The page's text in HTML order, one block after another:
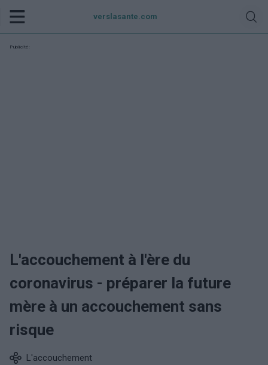
verslasante.com
Publicité:
L'accouchement à l'ère du
coronavirus - préparer la future
mère à un accouchement sans
risque
L'accouchement